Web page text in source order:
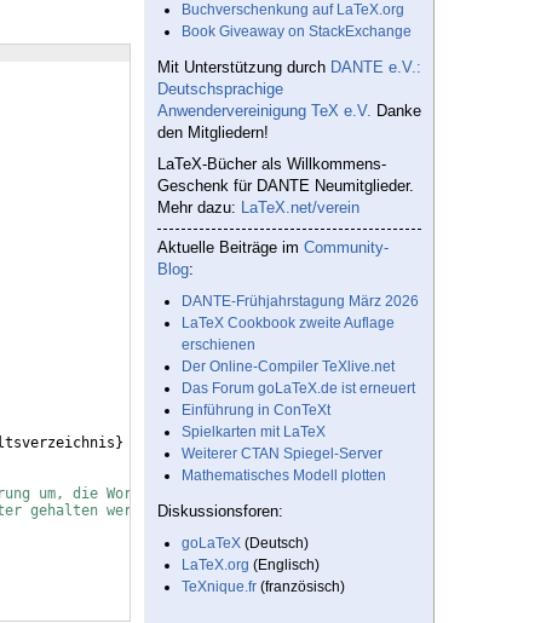
}
um, die Wortabstände werden leicht variiert, dafür hat man
werden, dafür mehr Umbrüche erzeugt werden.
Buchverschenkung auf LaTeX.org
Book Giveaway on StackExchange
Mit Unterstützung durch DANTE e.V.:
Deutschsprachige
Anwendervereinigung TeX e.V. Danke
den Mitgliedern!
LaTeX-Bücher als Willkommens-
Geschenk für DANTE Neumitglieder.
Mehr dazu: LaTeX.net/verein
Aktuelle Beiträge im Community-
Blog:
DANTE-Frühjahrstagung März 2026
LaTeX Cookbook zweite Auflage
erschienen
Der Online-Compiler TeXlive.net
Das Forum goLaTeX.de ist erneuert
Einführung in ConTeXt
Spielkarten mit LaTeX
Weiterer CTAN Spiegel-Server
Mathematisches Modell plotten
Diskussionsforen:
goLaTeX (Deutsch)
LaTeX.org (Englisch)
TeXnique.fr (französisch)